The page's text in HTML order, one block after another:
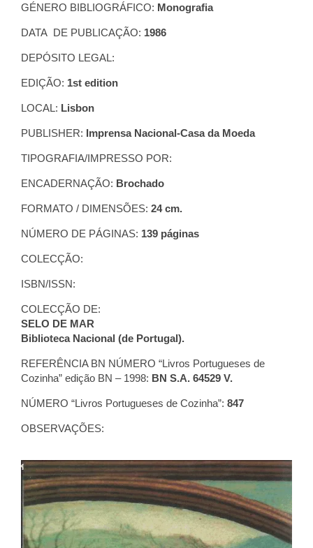
GÉNERO BIBLIOGRÁFICO: Monografia
DATA DE PUBLICAÇÃO: 1986
DEPÓSITO LEGAL:
EDIÇÃO: 1st edition
LOCAL: Lisbon
PUBLISHER: Imprensa Nacional-Casa da Moeda
TIPOGRAFIA/IMPRESSO POR:
ENCADERNAÇÃO: Brochado
FORMATO / DIMENSÕES: 24 cm.
NÚMERO DE PÁGINAS: 139 páginas
COLECÇÃO:
ISBN/ISSN:
COLECÇÃO DE:
SELO DE MAR
Biblioteca Nacional (de Portugal).
REFERÊNCIA BN NÚMERO “Livros Portugueses de
Cozinha” edição BN – 1998: BN S.A. 64529 V.
NÚMERO “Livros Portugueses de Cozinha”: 847
OBSERVAÇÕES: